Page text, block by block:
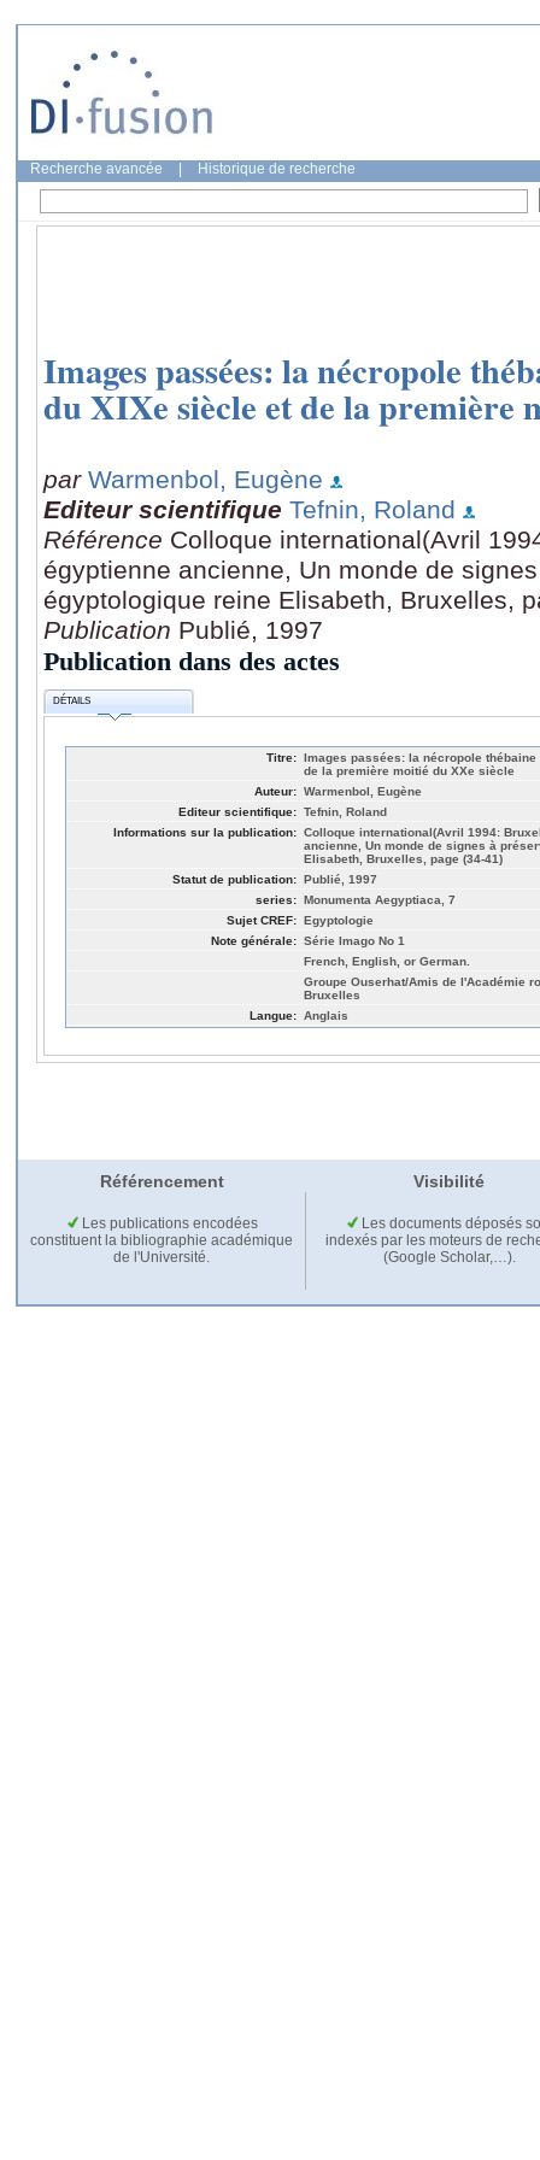
Recherche avancée Historique de recherche
Images passées: la nécropole
du XIXe siècle et de la première
par Warmenbol, Eugène
Editeur scientifique Tefnin, Roland
Référence Colloque international(Avril
égyptienne ancienne, Un monde de
égyptologique reine Elisabeth, Bruxelles,
Publication Publié, 1997
Publication dans des actes
DÉTAILS
Titre: Images passées: la nécropole
de la première moitié du XXe siècle
Auteur: Warmenbol, Eugène
Editeur scientifique: Tefnin, Roland
Informations sur la publication: Colloque international(Avril 1994:
ancienne, Un monde de signes à
Elisabeth, Bruxelles, page (34-41)
Statut de publication: Publié, 1997
series: Monumenta Aegyptiaca, 7
Sujet CREF: Egyptologie
Note générale: Série Imago No 1
French, English, or German.
Groupe Ouserhat/Amis de l'Académie
Bruxelles
Langue: Anglais
Référencement Visibilité
Les publications encodées
constituent la bibliographie académique
de l'Université.
Les documents déposés
indexés par les moteurs de
(Google Scholar,…).